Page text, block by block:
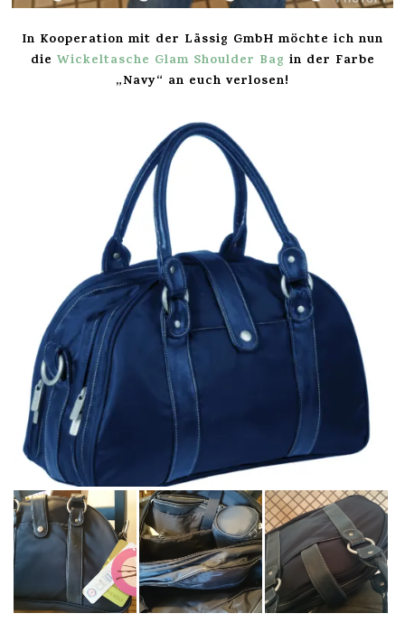
In Kooperation mit der Lässig GmbH möchte ich nun
die Wickeltasche Glam Shoulder Bag in der Farbe
„Navy“ an euch verlosen!